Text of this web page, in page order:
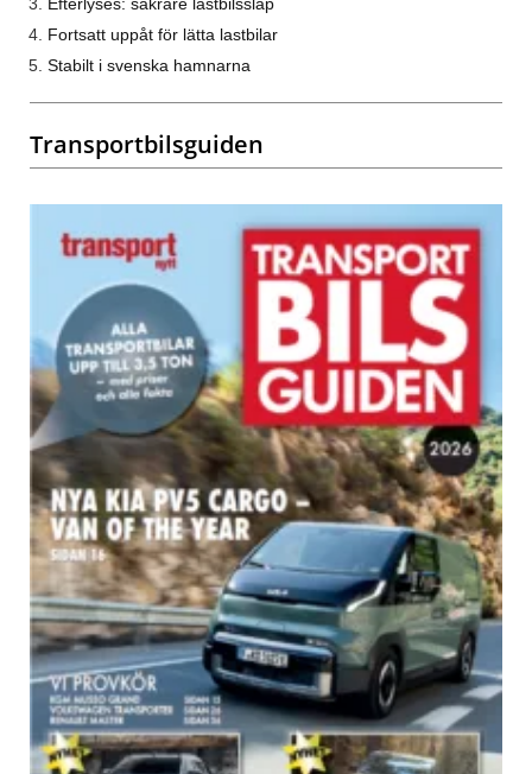
Fortsatt uppåt för lätta lastbilar
Stabilt i svenska hamnarna
Transportbilsguiden